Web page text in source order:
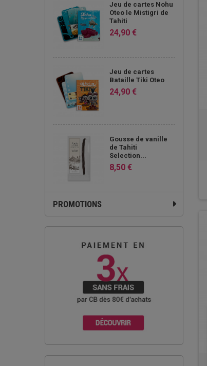
Jeu de cartes Nohu
Oteo le Mistigri de
Tahiti
24,90 €
Jeu de cartes
Bataille Tiki Oteo
24,90 €
Gousse de vanille
de Tahiti
Selection...
8,50 €
PROMOTIONS